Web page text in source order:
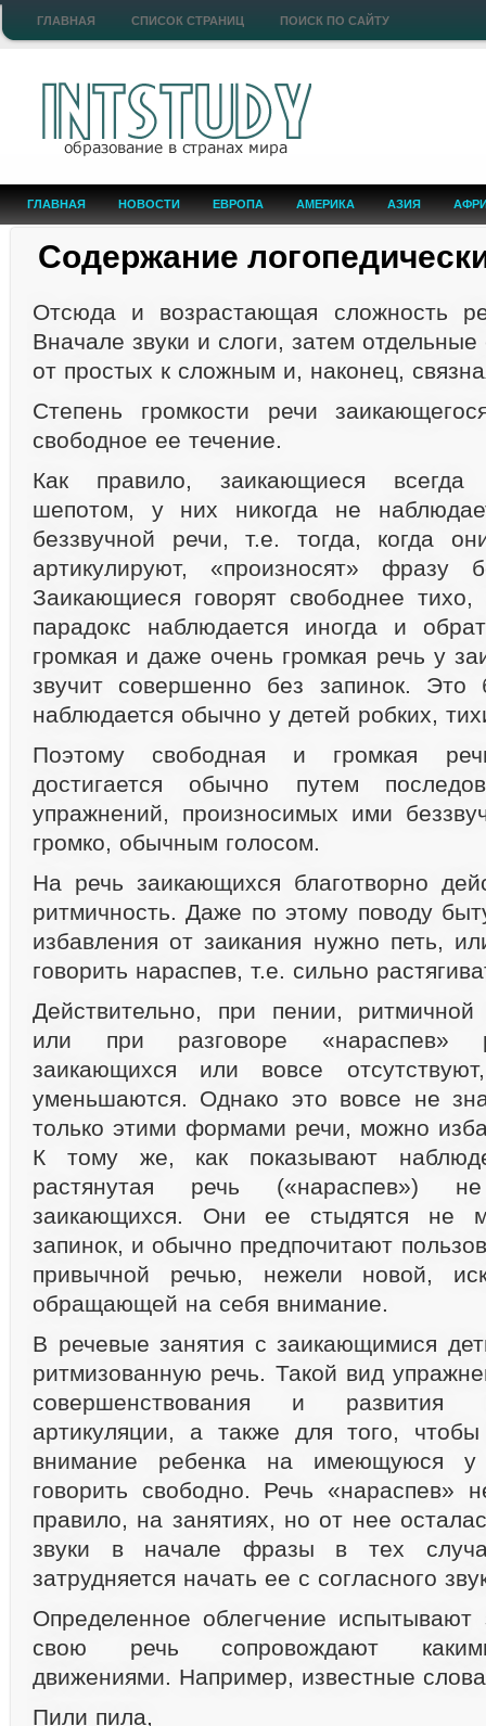
ГЛАВНАЯ СПИСОК СТРАНИЦ ПОИСК ПО САЙТУ
ГЛАВНАЯ НОВОСТИ ЕВРОПА АМЕРИКА АЗИЯ
Содержание
Отсюда и возрастающая сложность
Вначале звуки и слоги, затем
от простых к сложным и, наконец,
Степень громкости речи
свободное ее течение.
Как правило, заикающиеся всегда
шепотом, у них никогда не
беззвучной речи, т.е. тогда, когда
артикулируют, «произносят» фразу
Заикающиеся говорят свободнее
парадокс наблюдается иногда и
громкая и даже очень громкая речь у
звучит совершенно без запинок.
наблюдается обычно у детей робких,
Поэтому свободная и громкая
достигается обычно путем
упражнений, произносимых ими
громко, обычным голосом.
На речь заикающихся благотворно
ритмичность. Даже по этому поводу
избавления от заикания нужно петь,
говорить нараспев, т.е. сильно
Действительно, при пении, ритмичной
или при разговоре «нараспев»
заикающихся или вовсе
уменьшаются. Однако это вовсе не
только этими формами речи, можно
К тому же, как показывают
растянутая речь («нараспев»)
заикающихся. Они ее стыдятся не
запинок, и обычно предпочитают
привычной речью, нежели новой,
обращающей на себя внимание.
В речевые занятия с заикающимися
ритмизованную речь. Такой вид
совершенствования и развития
артикуляции, а также для того,
внимание ребенка на имеющуюся у
говорить свободно. Речь «нараспев»
правило, на занятиях, но от нее
звуки в начале фразы в тех
затрудняется начать ее с согласного
Определенное облегчение испытывают
свою речь сопровождают
движениями. Например, известные
Пили пила,